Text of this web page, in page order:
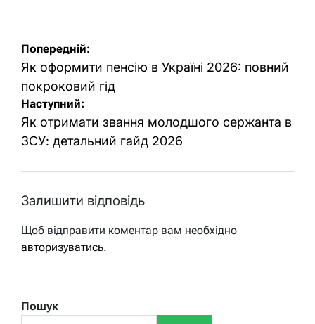
Навігація
записів
Попередній:
Як оформити пенсію в Україні 2026: повний
покроковий гід
Наступний:
Як отримати звання молодшого сержанта в
ЗСУ: детальний гайд 2026
Залишити відповідь
Щоб відправити коментар вам необхідно
авторизуватись.
Пошук